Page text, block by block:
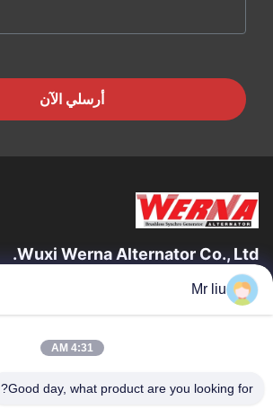
أرسلي الآن
Wuxi Werna Alternator Co., Ltd.
روابط سريعة
حولنا
جولة في المصنع
مراقبة الجودة
Mr liu
4:31 AM
Good day, what product are you looking for?